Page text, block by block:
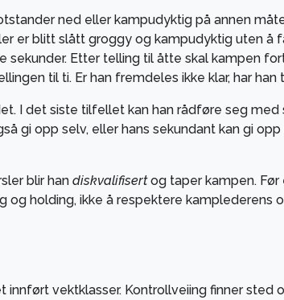
ned eller kampudyktig på annen
er blitt slått groggy og kampudyktig uten å
sekunder. Etter telling til åtte skal kampen
til ti. Er han fremdeles ikke klar, har han
I det siste tilfellet kan han rådføre seg
gi opp selv, eller hans sekundant kan gi
blir han diskvalifisertog taper kampen. Før
og holding, ikke å respektere kamplederens
vektklasser. Kontrollveiing finner sted